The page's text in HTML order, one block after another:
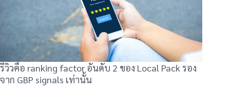
รีวิวคือ ranking factor อันดับ 2 ของ Local Pack รอง
จาก GBP signals เท่านั้น